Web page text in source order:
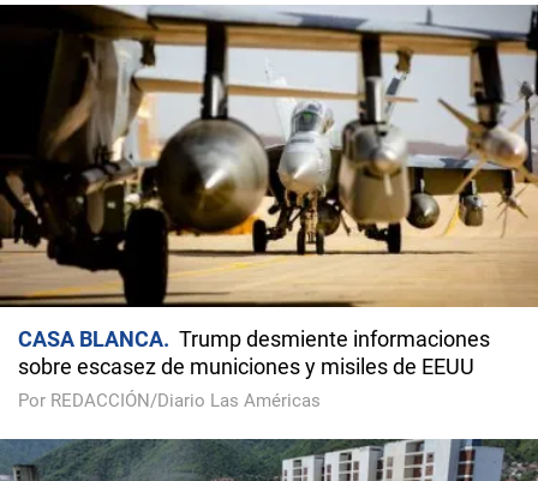
CASA BLANCA
Trump desmiente informaciones
sobre escasez de municiones y misiles de EEUU
Por REDACCIÓN/Diario Las Américas